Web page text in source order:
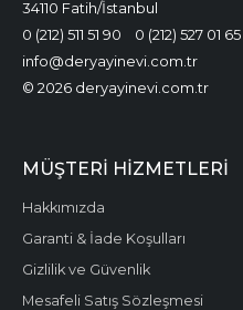
34110 Fatih/İstanbul
0 (212) 511 51 90
0 (212) 527 01 65
info@deryayinevi.com.tr
© 2026 deryayinevi.com.tr
MÜŞTERI HIZMETLERI
Hakkımızda
Garanti & İade Koşulları
Gizlilik ve Güvenlik
Mesafeli Satış Sözleşmesi